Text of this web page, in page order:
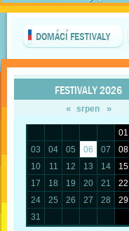
DOMÁCÍ FESTIVALY
FESTIVALY 2026
« srpen »
01
03
04 05 06 07 08
10
11 12 13 14 15
17
18 19 20 21 22
24
25 26 27 28 29
31